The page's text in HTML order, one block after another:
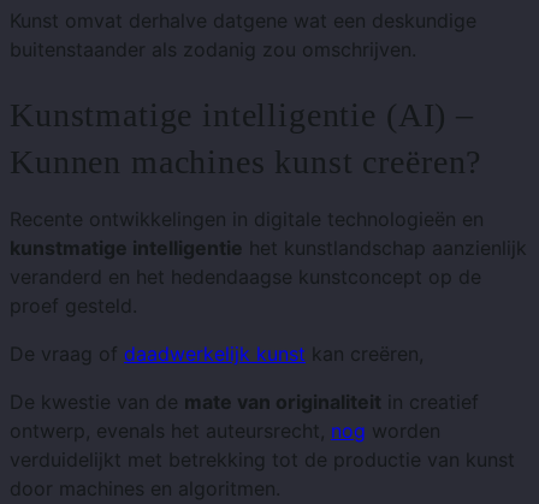
Kunst omvat derhalve datgene wat een deskundige
buitenstaander als zodanig zou omschrijven.
Kunstmatige intelligentie (AI) –
Kunnen machines kunst creëren?
Recente ontwikkelingen in digitale technologieën en
kunstmatige intelligentie het kunstlandschap aanzienlijk
veranderd en het hedendaagse kunstconcept op de
proef gesteld.
De vraag of daadwerkelijk kunst kan creëren,
De kwestie van de mate van originaliteit in creatief
ontwerp, evenals het auteursrecht, nog worden
verduidelijkt met betrekking tot de productie van kunst
door machines en algoritmen.